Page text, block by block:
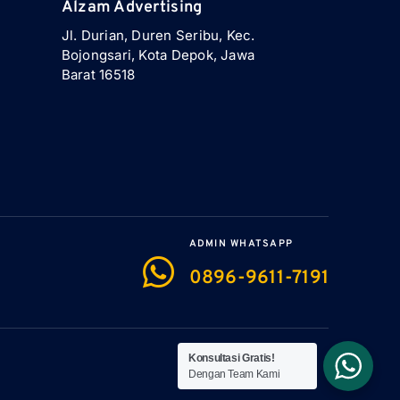
Alzam Advertising
Jl. Durian, Duren Seribu, Kec.
Bojongsari, Kota Depok, Jawa
Barat 16518
ADMIN WHATSAPP
0896-9611-7191
Konsultasi Gratis!
Dengan Team Kami